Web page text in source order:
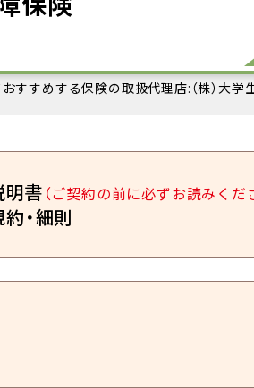
すすめする保険の取扱代理店:（株）大学
明書 （ご契約の前に必ずお読みくだ
・細則